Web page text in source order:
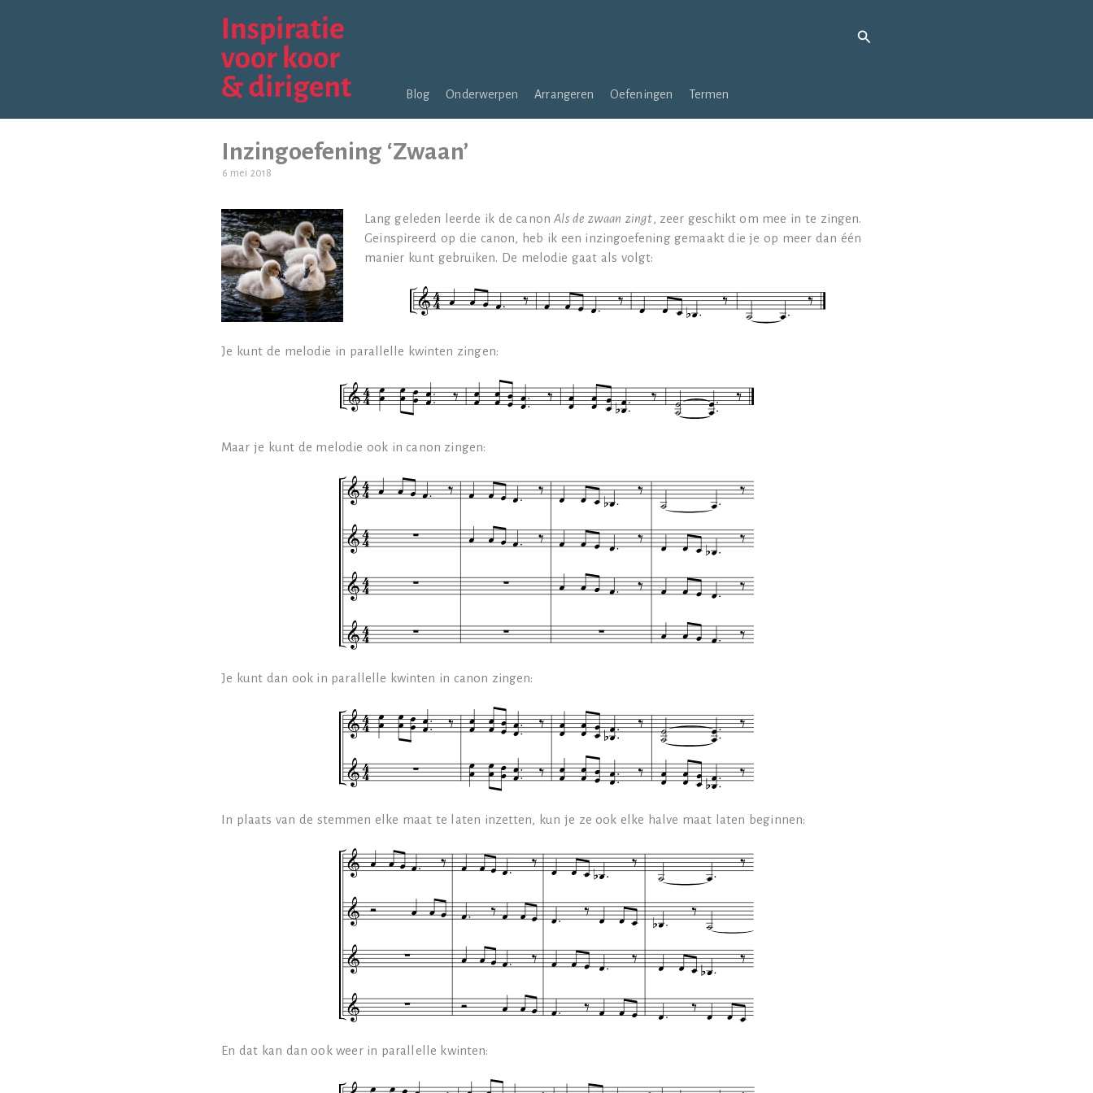
Blog Onderwerpen Arrangeren Oefeningen Termen
Zoeken
Inzingoefening ‘Zwaan’
6 mei 2018
Lang geleden leerde ik de canonAls de zwaan zingt, zeer geschikt om mee in te zingen.
Geïnspireerd op die canon, heb ik een inzingoefening gemaakt die je op meer dan één
manier kunt gebruiken. De melodie gaat als volgt:
Je kunt de melodie in parallelle kwinten zingen:
Maar je kunt de melodie ook in canon zingen:
Je kunt dan ook in parallelle kwinten in canon zingen:
In plaats van de stemmen elke maat te laten inzetten, kun je ze ook elke halve maat laten beginnen:
En dat kan dan ook weer in parallelle kwinten: